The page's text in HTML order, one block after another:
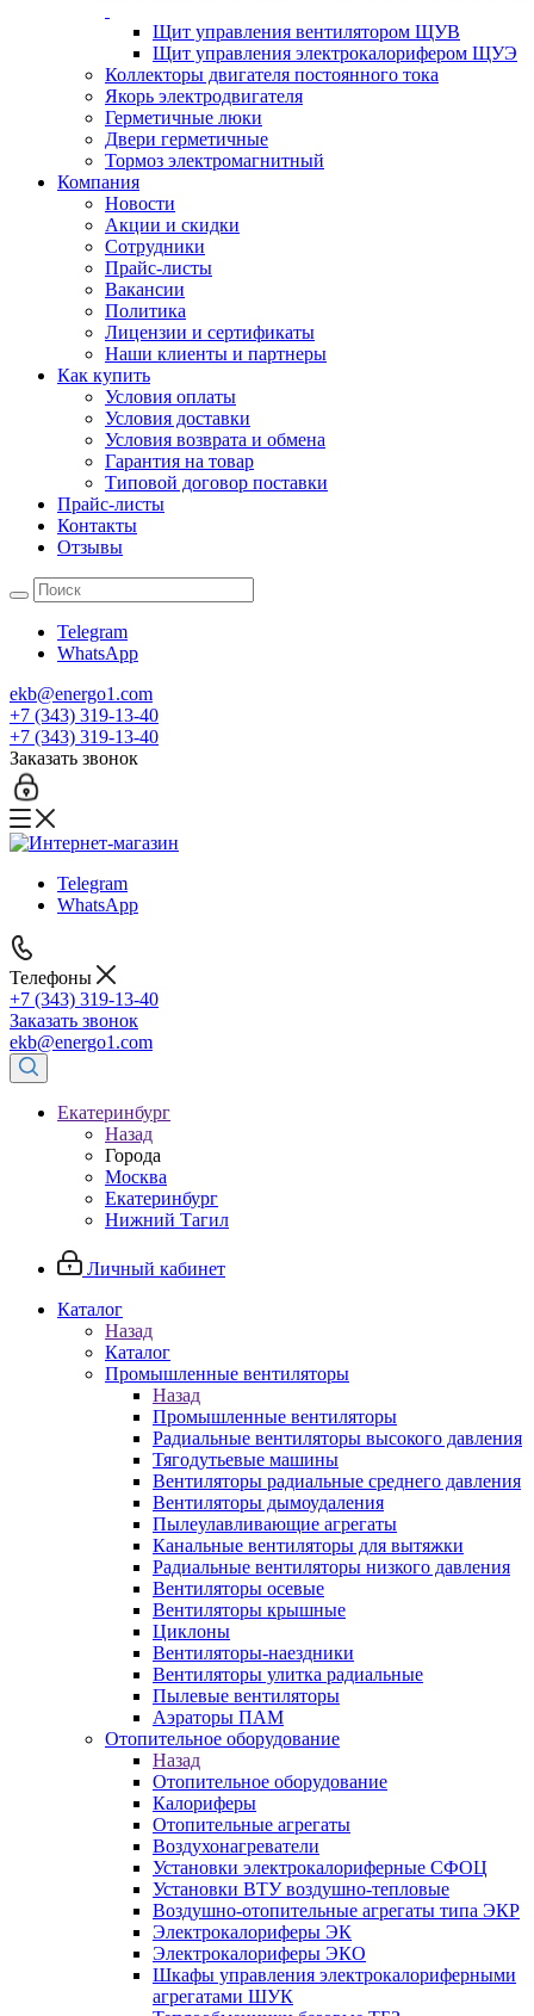
Щит управления вентилятором ЩУВ
Щит управления электрокалорифером ЩУЭ
Коллекторы двигателя постоянного тока
Якорь электродвигателя
Герметичные люки
Двери герметичные
Тормоз электромагнитный
Компания
Новости
Акции и скидки
Сотрудники
Прайс-листы
Вакансии
Политика
Лицензии и сертификаты
Наши клиенты и партнеры
Как купить
Условия оплаты
Условия доставки
Условия возврата и обмена
Гарантия на товар
Типовой договор поставки
Прайс-листы
Контакты
Отзывы
Telegram
WhatsApp
ekb@energo1.com
+7 (343) 319-13-40
+7 (343) 319-13-40
Заказать звонок
Telegram
WhatsApp
Телефоны
+7 (343) 319-13-40
Заказать звонок
ekb@energo1.com
Екатеринбург
Назад
Города
Москва
Екатеринбург
Нижний Тагил
Личный кабинет
Каталог
Назад
Каталог
Промышленные вентиляторы
Назад
Промышленные вентиляторы
Радиальные вентиляторы высокого давления
Тягодутьевые машины
Вентиляторы радиальные среднего давления
Вентиляторы дымоудаления
Пылеулавливающие агрегаты
Канальные вентиляторы для вытяжки
Радиальные вентиляторы низкого давления
Вентиляторы осевые
Вентиляторы крышные
Циклоны
Вентиляторы-наездники
Вентиляторы улитка радиальные
Пылевые вентиляторы
Аэраторы ПАМ
Отопительное оборудование
Назад
Отопительное оборудование
Калориферы
Отопительные агрегаты
Воздухонагреватели
Установки электрокалориферные СФОЦ
Установки ВТУ воздушно-тепловые
Воздушно-отопительные агрегаты типа ЭКР
Электрокалориферы ЭК
Электрокалориферы ЭКО
Шкафы управления электрокалориферными
агрегатами ШУК